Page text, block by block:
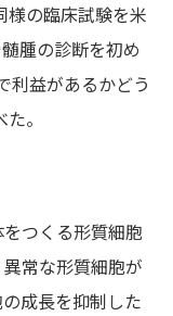
様の臨床試験を米
腫の診断を初め
利益があるかどう
。
つくる形質細胞
常な形質細胞が
成長を抑制した